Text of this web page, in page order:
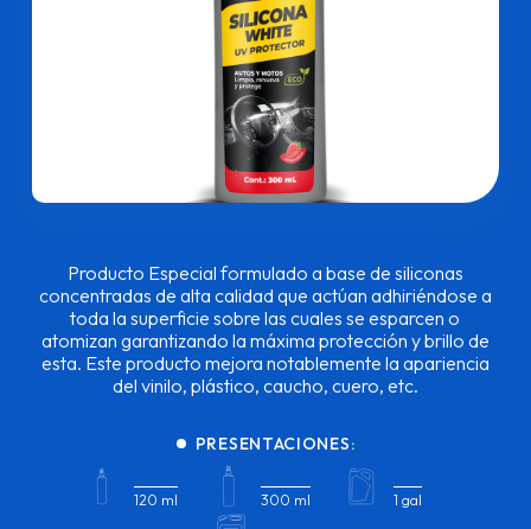
Producto Especial formulado a base de siliconas
concentradas de alta calidad que actúan adhiriéndose a
toda la superficie sobre las cuales se esparcen o
atomizan garantizando la máxima protección y brillo de
esta. Este producto mejora notablemente la apariencia
del vinilo, plástico, caucho, cuero, etc.
PRESENTACIONES:
120 ml 300 ml 1 gal